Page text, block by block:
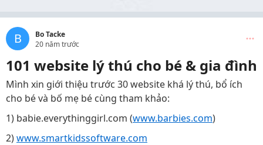
B
Bo Tacke
20 năm trước
101 website lý thú cho bé & gia đình
Mình xin giới thiệu trước 30 website khá lý thú, bổ ích
cho bé và bố mẹ bé cùng tham khảo:
1) babie.everythinggirl.com (www.barbies.com)
2)www.smartkidssoftware.com